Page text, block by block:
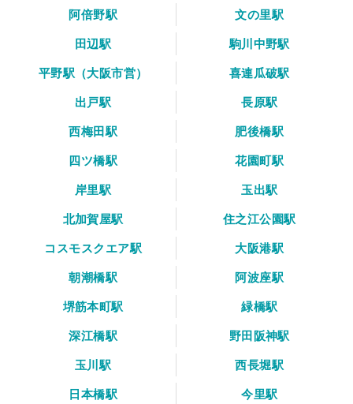
阿倍野駅
文の里駅
田辺駅
駒川中野駅
平野駅（大阪市営）
喜連瓜破駅
出戸駅
長原駅
西梅田駅
肥後橋駅
四ツ橋駅
花園町駅
岸里駅
玉出駅
北加賀屋駅
住之江公園駅
コスモスクエア駅
大阪港駅
朝潮橋駅
阿波座駅
堺筋本町駅
緑橋駅
深江橋駅
野田阪神駅
玉川駅
西長堀駅
日本橋駅
今里駅